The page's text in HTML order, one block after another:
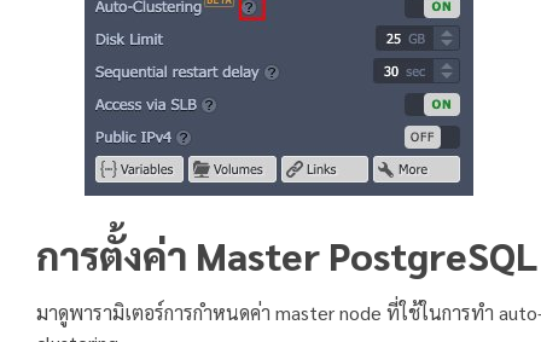
การตั้งค่า Master PostgreSQL
มาดูพารามิเตอร์การกำหนดค่า master node ที่ใช้ในการทำ